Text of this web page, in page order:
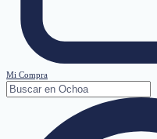
Mi Compra